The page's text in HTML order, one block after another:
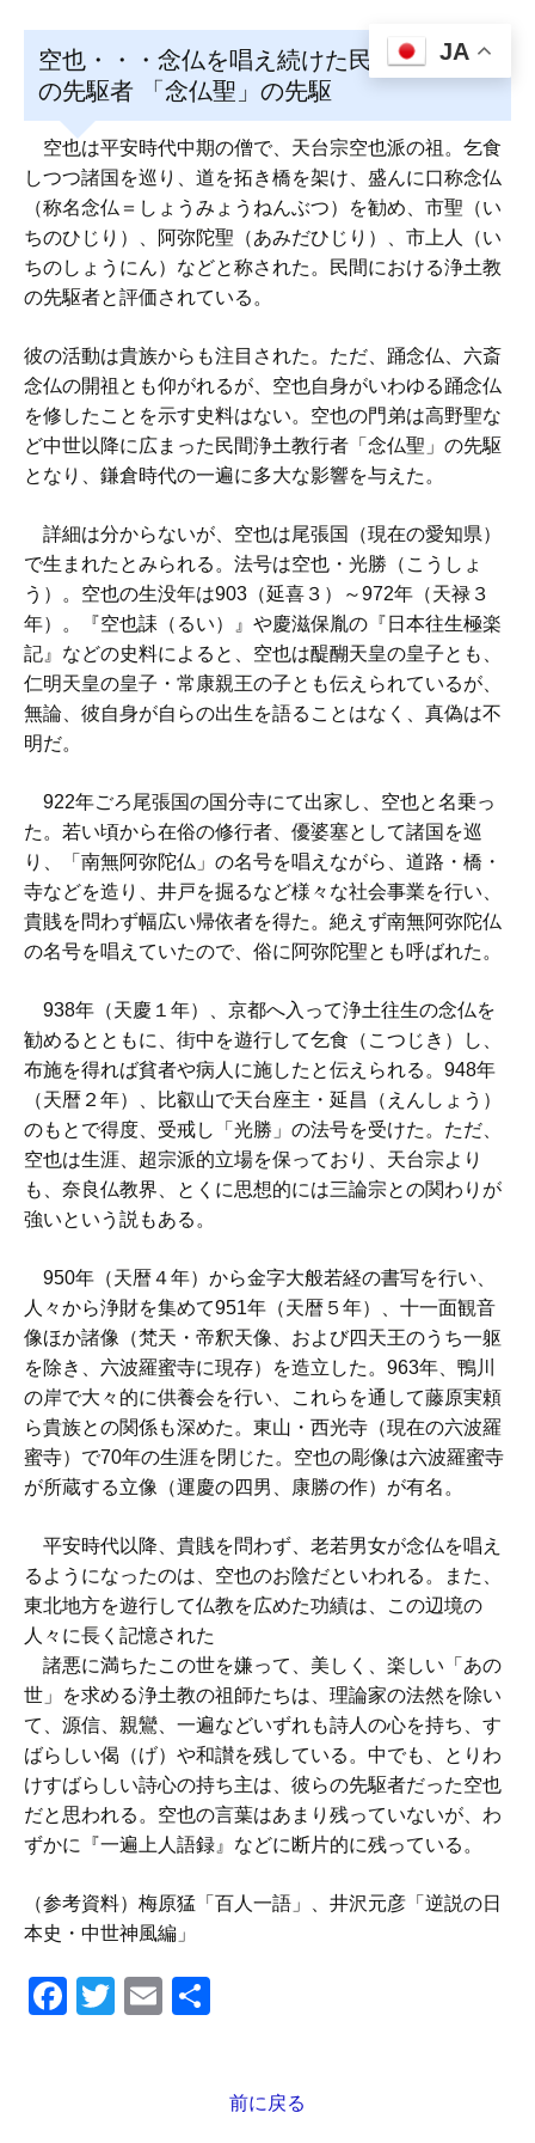
空也・・・念仏を唱え続けた民間の浄土教
の先駆者 「念仏聖」の先駆
空也は平安時代中期の僧で、天台宗空也派の祖。乞食
しつつ諸国を巡り、道を拓き橋を架け、盛んに口称念仏
（称名念仏＝しょうみょうねんぶつ）を勧め、市聖（い
ちのひじり）、阿弥陀聖（あみだひじり）、市上人（い
ちのしょうにん）などと称された。民間における浄土教
の先駆者と評価されている。
彼の活動は貴族からも注目された。ただ、踊念仏、六斎
念仏の開祖とも仰がれるが、空也自身がいわゆる踊念仏
を修したことを示す史料はない。空也の門弟は高野聖な
ど中世以降に広まった民間浄土教行者「念仏聖」の先駆
となり、鎌倉時代の一遍に多大な影響を与えた。
詳細は分からないが、空也は尾張国（現在の愛知県）
で生まれたとみられる。法号は空也・光勝（こうしょ
う）。空也の生没年は903（延喜３）～972年（天禄３
年）。『空也誄（るい）』や慶滋保胤の『日本往生極楽
記』などの史料によると、空也は醍醐天皇の皇子とも、
仁明天皇の皇子・常康親王の子とも伝えられているが、
無論、彼自身が自らの出生を語ることはなく、真偽は不
明だ。
922年ごろ尾張国の国分寺にて出家し、空也と名乗っ
た。若い頃から在俗の修行者、優婆塞として諸国を巡
り、「南無阿弥陀仏」の名号を唱えながら、道路・橋・
寺などを造り、井戸を掘るなど様々な社会事業を行い、
貴賎を問わず幅広い帰依者を得た。絶えず南無阿弥陀仏
の名号を唱えていたので、俗に阿弥陀聖とも呼ばれた。
938年（天慶１年）、京都へ入って浄土往生の念仏を
勧めるとともに、街中を遊行して乞食（こつじき）し、
布施を得れば貧者や病人に施したと伝えられる。948年
（天暦２年）、比叡山で天台座主・延昌（えんしょう）
のもとで得度、受戒し「光勝」の法号を受けた。ただ、
空也は生涯、超宗派的立場を保っており、天台宗より
も、奈良仏教界、とくに思想的には三論宗との関わりが
強いという説もある。
950年（天暦４年）から金字大般若経の書写を行い、
人々から浄財を集めて951年（天暦５年）、十一面観音
像ほか諸像（梵天・帝釈天像、および四天王のうち一躯
を除き、六波羅蜜寺に現存）を造立した。963年、鴨川
の岸で大々的に供養会を行い、これらを通して藤原実頼
ら貴族との関係も深めた。東山・西光寺（現在の六波羅
蜜寺）で70年の生涯を閉じた。空也の彫像は六波羅蜜寺
が所蔵する立像（運慶の四男、康勝の作）が有名。
平安時代以降、貴賎を問わず、老若男女が念仏を唱え
るようになったのは、空也のお陰だといわれる。また、
東北地方を遊行して仏教を広めた功績は、この辺境の
人々に長く記憶された
諸悪に満ちたこの世を嫌って、美しく、楽しい「あの
世」を求める浄土教の祖師たちは、理論家の法然を除い
て、源信、親鸞、一遍などいずれも詩人の心を持ち、す
ばらしい偈（げ）や和讃を残している。中でも、とりわ
けすばらしい詩心の持ち主は、彼らの先駆者だった空也
だと思われる。空也の言葉はあまり残っていないが、わ
ずかに『一遍上人語録』などに断片的に残っている。
（参考資料）梅原猛「百人一語」、井沢元彦「逆説の日
本史・中世神風編」
F
T
E
前に戻る
JA